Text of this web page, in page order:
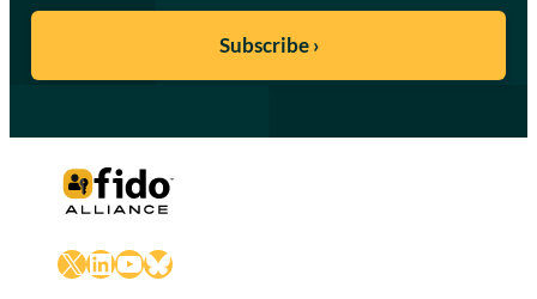
X LinkedIn
YouTube
Bluesky